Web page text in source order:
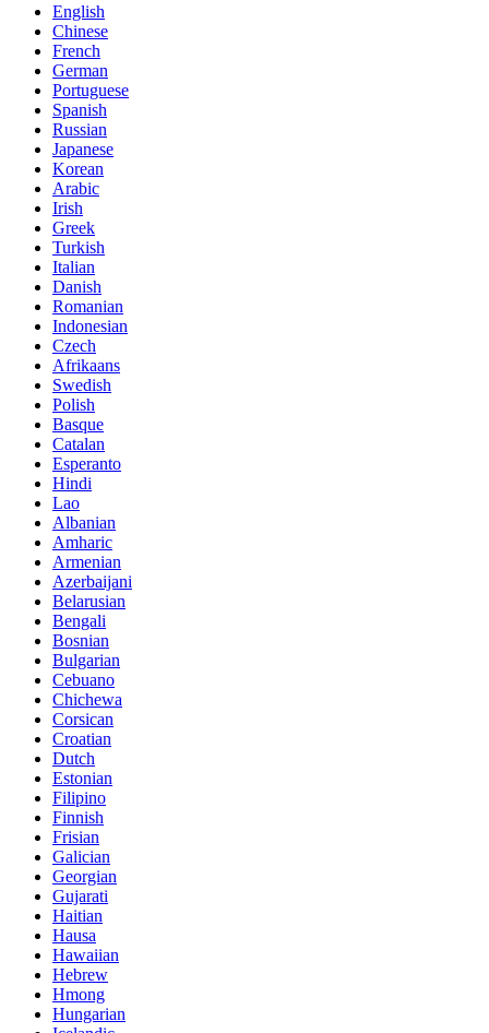
English
Chinese
French
German
Portuguese
Spanish
Russian
Japanese
Korean
Arabic
Irish
Greek
Turkish
Italian
Danish
Romanian
Indonesian
Czech
Afrikaans
Swedish
Polish
Basque
Catalan
Esperanto
Hindi
Lao
Albanian
Amharic
Armenian
Azerbaijani
Belarusian
Bengali
Bosnian
Bulgarian
Cebuano
Chichewa
Corsican
Croatian
Dutch
Estonian
Filipino
Finnish
Frisian
Galician
Georgian
Gujarati
Haitian
Hausa
Hawaiian
Hebrew
Hmong
Hungarian